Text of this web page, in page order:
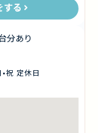
する
分あり
祝 定休日